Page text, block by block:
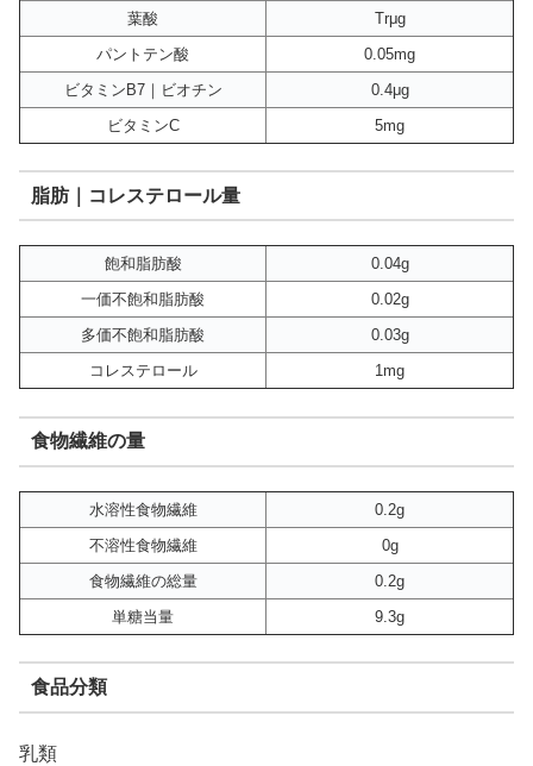
葉酸
Trμg
パントテン酸
0.05mg
ビタミンB7｜ビオチン
0.4μg
ビタミンC
5mg
脂肪｜コレステロール量
飽和脂肪酸
0.04g
一価不飽和脂肪酸
0.02g
多価不飽和脂肪酸
0.03g
コレステロール
1mg
食物繊維の量
水溶性食物繊維
0.2g
不溶性食物繊維
0g
食物繊維の総量
0.2g
単糖当量
9.3g
食品分類
乳類